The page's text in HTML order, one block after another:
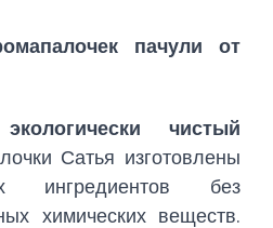
пачули от
чистый
Сатья изготовлены
ингредиентов без
химических веществ.